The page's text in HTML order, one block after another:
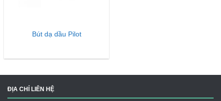
Bút dạ dầu Pilot
ĐỊA CHỈ LIÊN HỆ